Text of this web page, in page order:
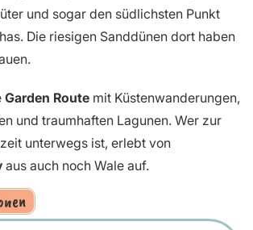
und sogar den südlichsten Punkt
Die riesigen Sanddünen dort haben
Garden Route mit Küstenwanderungen,
und traumhaften Lagunen. Wer zur
unterwegs ist, erlebt von
aus auch noch Wale auf.